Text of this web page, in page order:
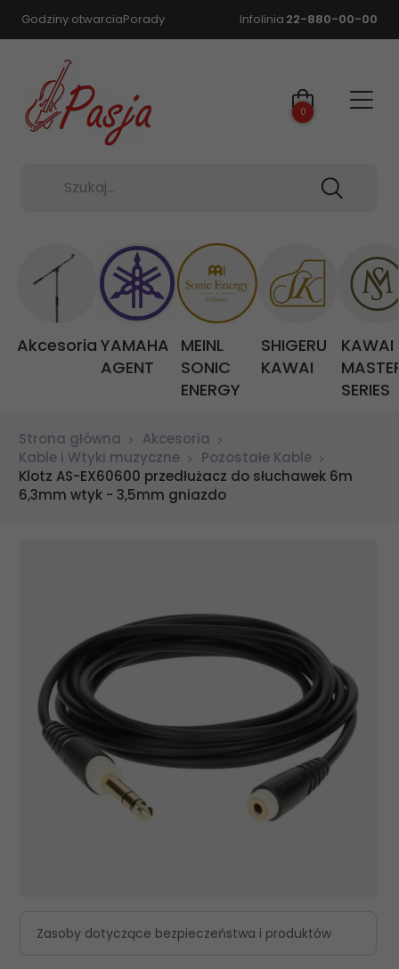
Godziny otwarciaPorady Infolinia 22-880-00-00
Szukaj...
0
Akcesoria YAMAHA
AGENT
MEINL
SONIC
ENERGY
SHIGERU
KAWAI
KAWAI
SERIES
Strona główna
Akcesoria
Kable i Wtyki muzyczne
Pozostałe Kable
Klotz AS-EX60600 przedłużacz do słuchawek 6m
6,3mm wtyk - 3,5mm gniazdo
Zasoby dotyczące bezpieczeństwa i produktów